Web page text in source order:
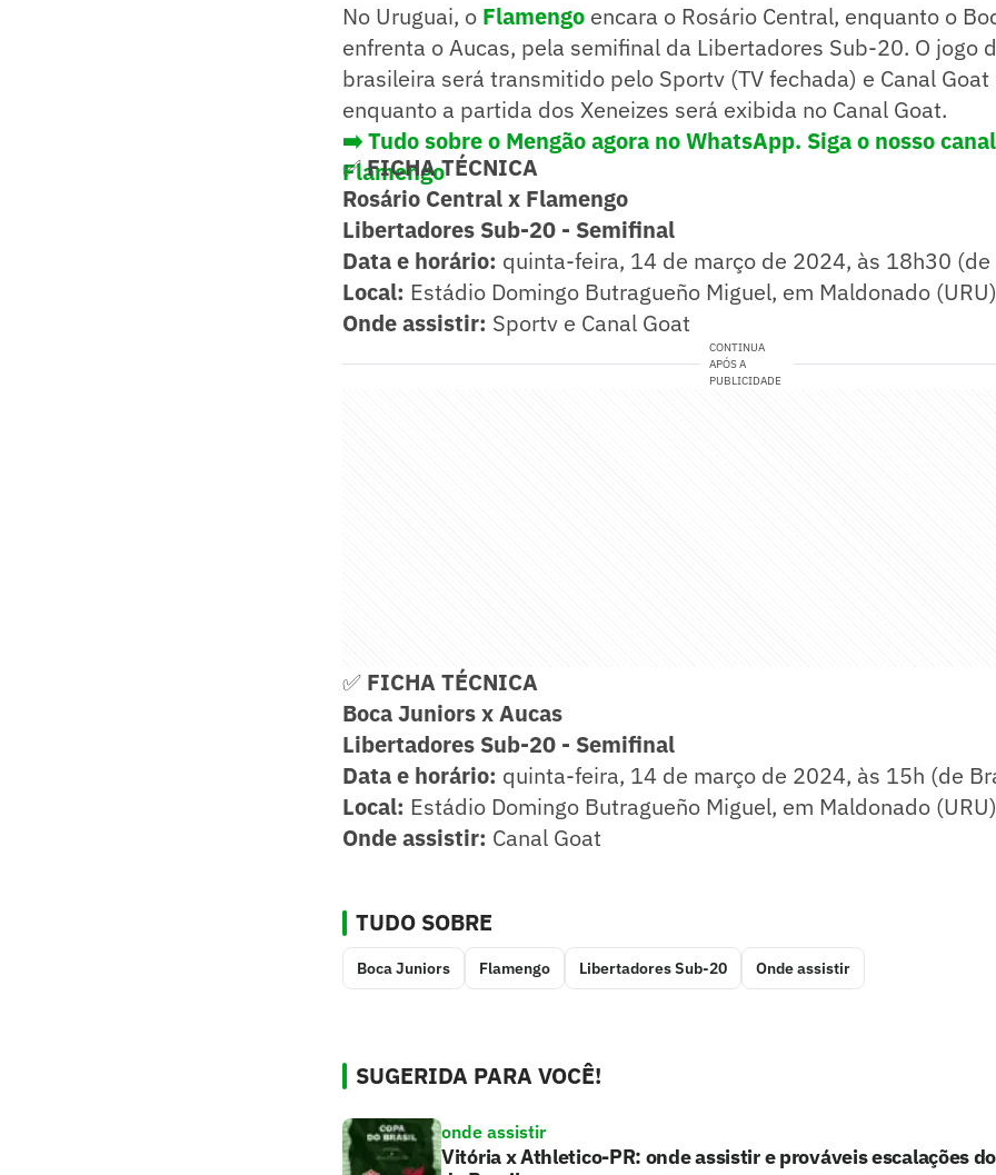
No Uruguai, o Flamengo encara o Rosário Central, enquanto o
enfrenta o Aucas, pela semifinal da Libertadores Sub-20. O jogo
brasileira será transmitido pelo Sportv (TV fechada) e Canal
enquanto a partida dos Xeneizes será exibida no Canal Goat.
➡️ Tudo sobre o Mengão agora no WhatsApp. Siga o nosso
Flamengo
✅FICHA TÉCNICA
Rosário Central x Flamengo
Libertadores Sub-20 - Semifinal
Data e horário: quinta-feira, 14 de março de 2024, às 18h30 (de
Local: Estádio Domingo Butragueño Miguel, em Maldonado (URU)
Onde assistir: Sportv e Canal Goat
CONTINUA
APÓS A
PUBLICIDADE
✅ FICHA TÉCNICA
Boca Juniors x Aucas
Libertadores Sub-20 - Semifinal
Data e horário: quinta-feira, 14 de março de 2024, às 15h (de
Local: Estádio Domingo Butragueño Miguel, em Maldonado (URU)
Onde assistir: Canal Goat
TUDO SOBRE
Boca Juniors Flamengo Libertadores Sub-20 Onde assistir
SUGERIDA PARA VOCÊ!
onde assistir
Vitória x Athletico-PR: onde assistir e prováveis escalações